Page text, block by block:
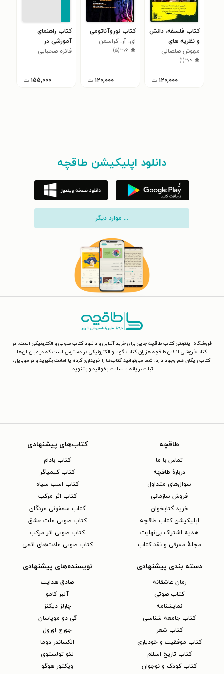
کتاب فلسفه، دانش
و نظریه های
پرستاری
مهوش صلصالی
۲٫۰(۱)
۱۲۰,۰۰۰ ت
کتاب نوروآناتومی
ای. آر. کراسمن
۳٫۶(۵)
۱۲۰,۰۰۰ ت
کتاب راهنمای
آموزشی در
کارآموزی بهداشت
فائزه صحبایی
۱۵۵,۰۰۰ ت
دانلود اپلیکیشن طاقچه
... موارد دیگر
فروشگاه اینترنتی کتاب طاقچه جایی برای خرید آنلاین و دانلود کتاب صوتی و الکترونیکی است. در
کتاب‌فروشی آنلاین طاقچه هزاران کتاب گویا و الکترونیکی در دسترس است که در میان آن‌ها
کتاب رایگان هم وجود دارد. شما می‌توانید کتاب‌ها را خریداری کرده یا امانت بگیرید و در موبایل،
تبلت، رایانه یا سایت بخوانید و بشنوید.
طاقچه
تماس با ما
دربارهٔ طاقچه
سوال‌های متداول
فروش سازمانی
خرید کتابخوان
اپلیکیشن کتاب طاقچه
هدیه اشتراک بی‌نهایت
مجلهٔ معرفی و نقد کتاب
کتاب‌های پیشنهادی
کتاب بادام
کتاب کیمیاگر
کتاب اسب سیاه
کتاب اثر مرکب
کتاب سمفونی مردگان
کتاب صوتی ملت عشق
کتاب صوتی اثر مرکب
کتاب صوتی عادت‌های اتمی
دسته بندی پیشنهادی
رمان عاشقانه
کتاب‌ صوتی
نمایشنامه
کتاب جامعه شناسی
کتاب شعر
کتاب موفقیت و خودیاری
کتاب تاریخ اسلام
کتاب کودک و نوجوان
نویسنده‌های پیشنهادی
صادق هدایت
آلبر کامو
چارلز دیکنز
گی دو موپاسان
جورج اورول
الکساندر دوما
لئو تولستوی
ویکتور هوگو